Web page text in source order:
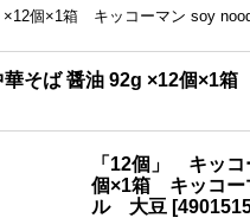
×12個×1箱 キッコーマン soy
華そば 醤油 92g ×12個
「12個」 キッコ
個×1箱 キッコ
ル 大豆 [